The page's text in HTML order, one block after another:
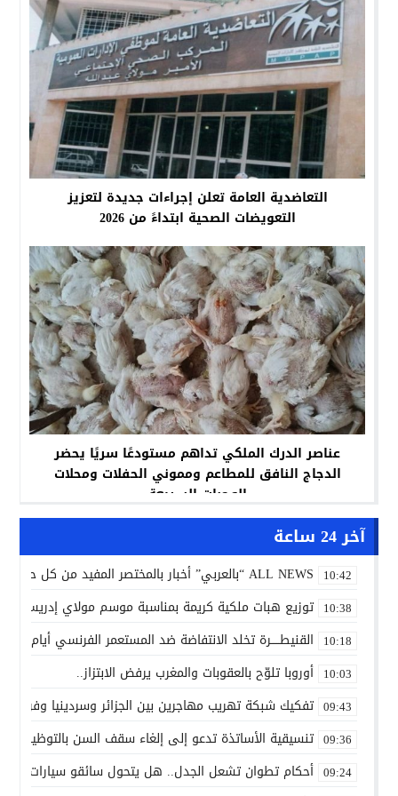
التعاضدية العامة تعلن إجراءات جديدة لتعزيز
التعويضات الصحية ابتداءً من 2026
عناصر الدرك الملكي تداهم مستودعًا سريًا يحضر
الدجاج النافق للمطاعم ومموني الحفلات ومحلات
الوجبات السريعة
آخر 24 ساعة
10:42 ALL NEWS “بالعربي” أخبار بالمختصر المفيد من كل حدب وصوب
10:38 توزيع هبات ملكية كريمة بمناسبة موسم مولاي إدريس
10:18 القنيطـــــرة تخلد الانتفاضة ضد المستعمر الفرنسي أيام 7 و8 و9 غشت 1954.
10:03 أوروبا تلوّح بالعقوبات والمغرب يرفض الابتزاز..
09:43 تفكيك شبكة تهريب مهاجرين بين الجزائر وسردينيا وفرنسا
09:36 تنسيقية الأساتذة تدعو إلى إلغاء سقف السن بالتوظيف
09:24 أحكام تطوان تشعل الجدل.. هل يتحول سائقو سيارات